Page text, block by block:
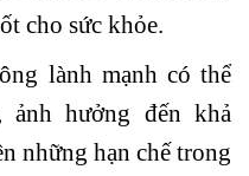
cho sức khỏe.
lành mạnh có thể
ảnh hưởng đến khả
những hạn chế trong